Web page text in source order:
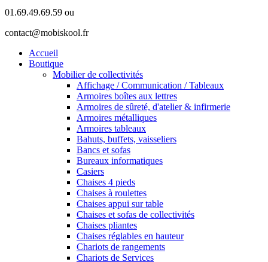
01.69.49.69.59 ou
contact@mobiskool.fr
Accueil
Boutique
Mobilier de collectivités
Affichage / Communication / Tableaux
Armoires boîtes aux lettres
Armoires de sûreté, d'atelier & infirmerie
Armoires métalliques
Armoires tableaux
Bahuts, buffets, vaisseliers
Bancs et sofas
Bureaux informatiques
Casiers
Chaises 4 pieds
Chaises à roulettes
Chaises appui sur table
Chaises et sofas de collectivités
Chaises pliantes
Chaises réglables en hauteur
Chariots de rangements
Chariots de Services